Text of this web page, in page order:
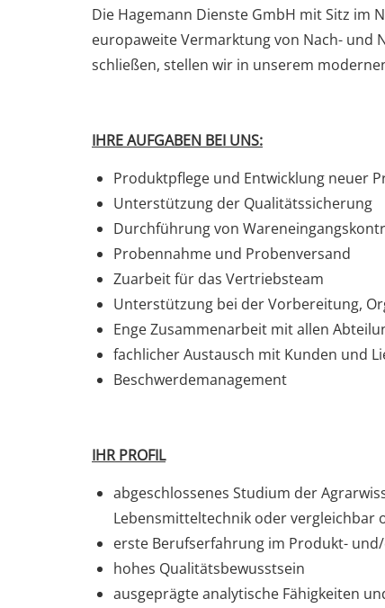
Die Hagemann Dienste GmbH mit Sitz im
europaweite Vermarktung von Nach- und
schließen, stellen wir in unserem
IHRE AUFGABEN BEI UNS:
Produktpflege und Entwicklung neuer
Unterstützung der Qualitätssicherung
Durchführung von
Probennahme und Probenversand
Zuarbeit für das Vertriebsteam
Unterstützung bei der Vorbereitung,
Enge Zusammenarbeit mit allen
fachlicher Austausch mit Kunden und
Beschwerdemanagement
IHR PROFIL
abgeschlossenes Studium der
Lebensmitteltechnik oder vergleichbar
erste Berufserfahrung im Produkt-
hohes Qualitätsbewusstsein
ausgeprägte analytische Fähigkeiten